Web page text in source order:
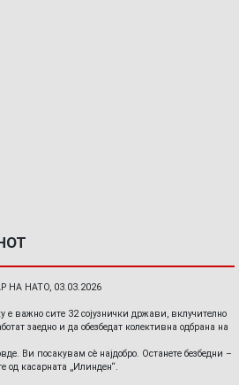
НА НАТО, 03.03.2026
е важно сите 32 сојузнички држави, вклучително
заедно и да обезбедат колективна одбрана на
Ви посакувам сè најдобро. Останете безбедни –
од касарната „Илинден“.